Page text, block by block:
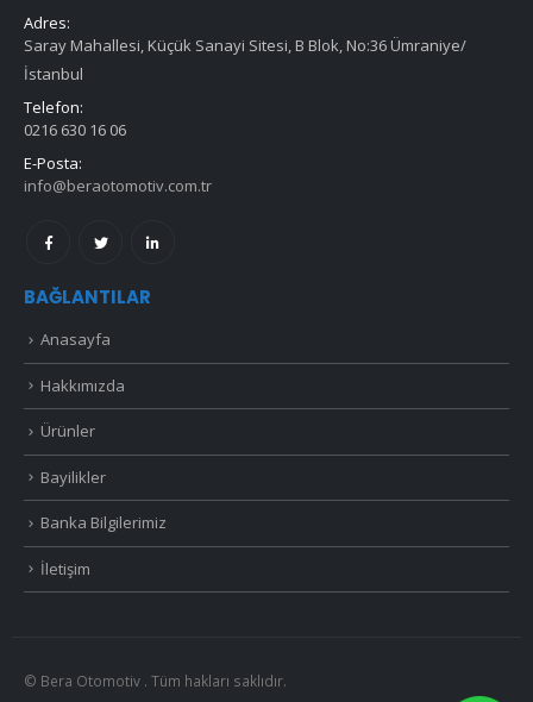
Adres:
Saray Mahallesi, Küçük Sanayi Sitesi, B Blok, No:36 Ümraniye/
İstanbul
Telefon:
0216 630 16 06
E-Posta:
info@beraotomotiv.com.tr
BAĞLANTILAR
Anasayfa
Hakkımızda
Ürünler
Bayilikler
Banka Bilgilerimiz
İletişim
© Bera Otomotiv . Tüm hakları saklıdır.